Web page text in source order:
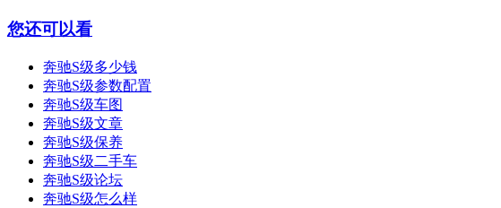
您还可以看
奔驰S级多少钱
奔驰S级参数配置
奔驰S级车图
奔驰S级文章
奔驰S级保养
奔驰S级二手车
奔驰S级论坛
奔驰S级怎么样